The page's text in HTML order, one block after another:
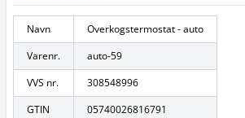
Navn
Overkogstermostat - auto
Varenr.
auto-59
VVS nr.
308548996
GTIN
05740026816791